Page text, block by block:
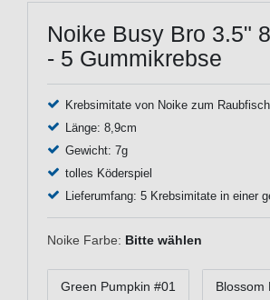
Noike Busy Bro 3.5"
- 5 Gummikrebse
Krebsimitate von Noike zum
Länge: 8,9cm
Gewicht: 7g
tolles Köderspiel
Lieferumfang: 5 Krebsimitate in einer
Noike Farbe: Bitte wählen
Green Pumpkin #01 Blossom